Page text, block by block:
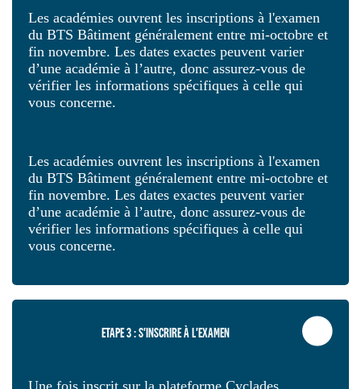
Les académies ouvrent les inscriptions à l'examen
du BTS Bâtiment généralement entre mi-octobre et
fin novembre. Les dates exactes peuvent varier
d’une académie à l’autre, donc assurez-vous de
vérifier les informations spécifiques à celle qui
vous concerne.
Les académies ouvrent les inscriptions à l'examen
du BTS Bâtiment généralement entre mi-octobre et
fin novembre. Les dates exactes peuvent varier
d’une académie à l’autre, donc assurez-vous de
vérifier les informations spécifiques à celle qui
vous concerne.
ETAPE 3 : S'INSCRIRE À L'EXAMEN